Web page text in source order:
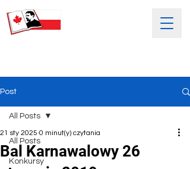
Post
All Posts
Konkursy
All Posts
Bal Karnawalowy 26
21 sty 2025 0 minut(y) czytania